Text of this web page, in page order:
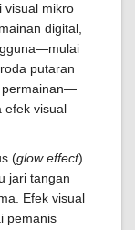
visual mikro
digital,
putaran
permainan—
efek visual
(glow effect)
jari tangan
Efek visual
pemanis